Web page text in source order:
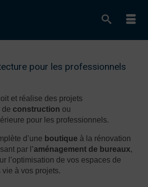
pour les professionnels
et réalise des projets
de construction ou
pour les professionnels.
d’une boutique à la rénovation
par l’aménagement de bureaux,
l’optimisation de vos espaces de
à vos projets.